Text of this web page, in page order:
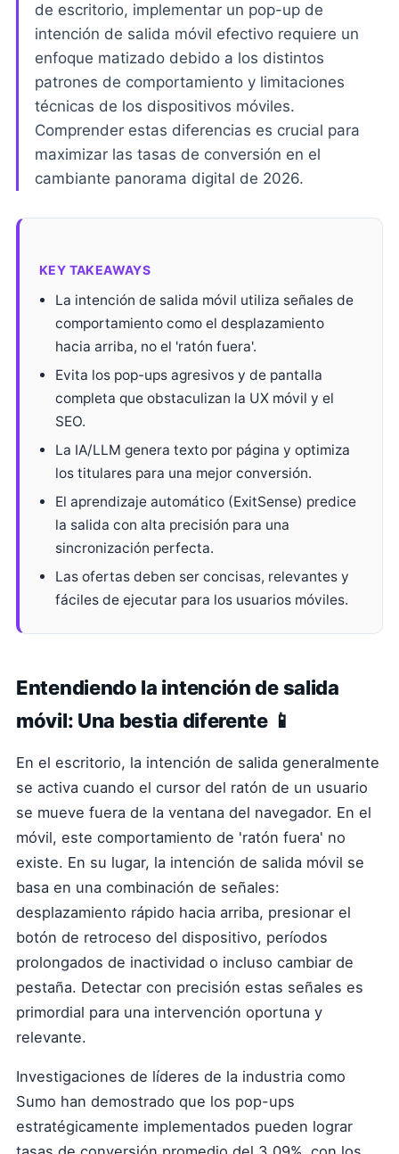
de escritorio, implementar un pop-up de
intención de salida móvil efectivo requiere un
enfoque matizado debido a los distintos
patrones de comportamiento y limitaciones
técnicas de los dispositivos móviles.
Comprender estas diferencias es crucial para
maximizar las tasas de conversión en el
cambiante panorama digital de 2026.
KEY TAKEAWAYS
La intención de salida móvil utiliza señales de
comportamiento como el desplazamiento
hacia arriba, no el 'ratón fuera'.
Evita los pop-ups agresivos y de pantalla
completa que obstaculizan la UX móvil y el
SEO.
La IA/LLM genera texto por página y optimiza
los titulares para una mejor conversión.
El aprendizaje automático (ExitSense) predice
la salida con alta precisión para una
sincronización perfecta.
Las ofertas deben ser concisas, relevantes y
fáciles de ejecutar para los usuarios móviles.
Entendiendo la intención de salida
móvil: Una bestia diferente 📱
En el escritorio, la intención de salida generalmente
se activa cuando el cursor del ratón de un usuario
se mueve fuera de la ventana del navegador. En el
móvil, este comportamiento de 'ratón fuera' no
existe. En su lugar, la intención de salida móvil se
basa en una combinación de señales:
desplazamiento rápido hacia arriba, presionar el
botón de retroceso del dispositivo, períodos
prolongados de inactividad o incluso cambiar de
pestaña. Detectar con precisión estas señales es
primordial para una intervención oportuna y
relevante.
Investigaciones de líderes de la industria como
Sumo han demostrado que los pop-ups
estratégicamente implementados pueden lograr